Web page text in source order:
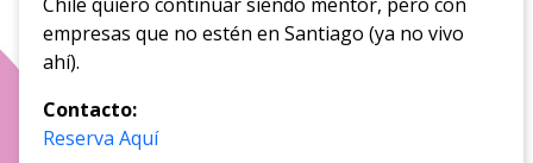
empresas que no estén en Santiago (ya no vivo
ahí).
Contacto:
Reserva Aquí